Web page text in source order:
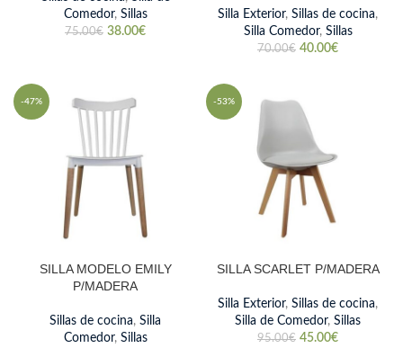
Comedor, Sillas
75.00€ 38.00€
Silla Exterior, Sillas de cocina,
Silla Comedor, Sillas
70.00€ 40.00€
-47%
SILLA MODELO EMILY
P/MADERA
Sillas de cocina, Silla
Comedor, Sillas
-53%
SILLA SCARLET P/MADERA
Silla Exterior, Sillas de cocina,
Silla de Comedor, Sillas
95.00€ 45.00€